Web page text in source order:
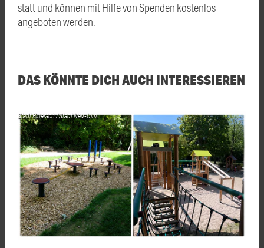
statt und können mit Hilfe von Spenden kostenlos
angeboten werden.
DAS KÖNNTE DICH AUCH INTERESSIEREN
Stadt Biberach / Stadt Neu-Ulm